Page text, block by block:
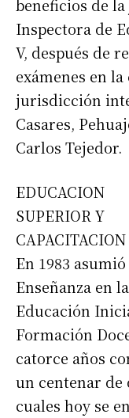
beneficios de
Inspectora de
V, después de
exámenes en
jurisdicción
Casares,
Carlos Tejedor.
EDUCACION
SUPERIOR Y
CAPACITACION
En 1983
Enseñanza en
Educación
Formación
catorce años
un centenar de
cuales hoy se